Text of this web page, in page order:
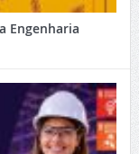
Engenharia